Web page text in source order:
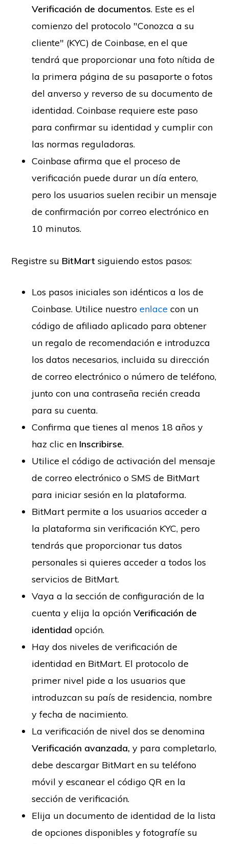
Verificación de documentos. Este es el
comienzo del protocolo "Conozca a su
cliente" (KYC) de Coinbase, en el que
tendrá que proporcionar una foto nítida de
la primera página de su pasaporte o fotos
del anverso y reverso de su documento de
identidad. Coinbase requiere este paso
para confirmar su identidad y cumplir con
las normas reguladoras.
Coinbase afirma que el proceso de
verificación puede durar un día entero,
pero los usuarios suelen recibir un mensaje
de confirmación por correo electrónico en
10 minutos.
Registre su BitMart siguiendo estos pasos:
Los pasos iniciales son idénticos a los de
Coinbase. Utilice nuestroenlace con un
código de afiliado aplicado para obtener
un regalo de recomendación e introduzca
los datos necesarios, incluida su dirección
de correo electrónico o número de teléfono,
junto con una contraseña recién creada
para su cuenta.
Confirma que tienes al menos 18 años y
haz clic en Inscribirse.
Utilice el código de activación del mensaje
de correo electrónico o SMS de BitMart
para iniciar sesión en la plataforma.
BitMart permite a los usuarios acceder a
la plataforma sin verificación KYC, pero
tendrás que proporcionar tus datos
personales si quieres acceder a todos los
servicios de BitMart.
Vaya a la sección de configuración de la
cuenta y elija la opciónVerificación de
identidad opción.
Hay dos niveles de verificación de
identidad en BitMart. El protocolo de
primer nivel pide a los usuarios que
introduzcan su país de residencia, nombre
y fecha de nacimiento.
La verificación de nivel dos se denomina
Verificación avanzada, y para completarlo,
debe descargar BitMart en su teléfono
móvil y escanear el código QR en la
sección de verificación.
Elija un documento de identidad de la lista
de opciones disponibles y fotografíe su